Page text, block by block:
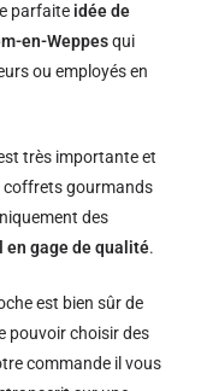
parfaite idée de
en-Weppesqui
ou employés en
très importante et
coffrets gourmands
des
en gage de qualité.
est bien sûr de
pouvoir choisir des
commande il vous